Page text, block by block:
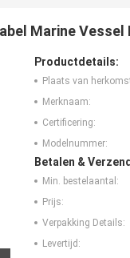
Marine
Productdetails:
Plaats van
Merknaam:
Certificering:
Modelnummer:
Betalen &
Min. bestelaantal:
Prijs:
Verpakking Details:
Levertijd: